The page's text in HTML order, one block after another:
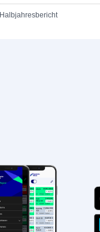
Halbjahresbericht